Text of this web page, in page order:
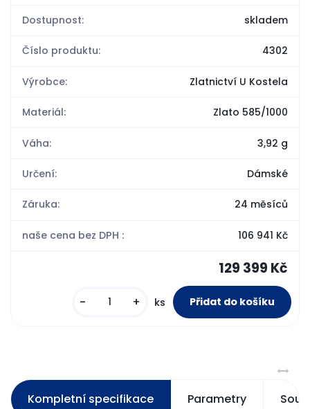
Dostupnost: skladem
Číslo produktu: 4302
Výrobce: Zlatnictví U Kostela
Materiál: Zlato 585/1000
Váha: 3,92 g
Určení: Dámské
Záruka: 24 měsíců
naše cena bez DPH : 106 941 Kč
129 399 Kč
- + ks
Kompletní specifikace Parametry